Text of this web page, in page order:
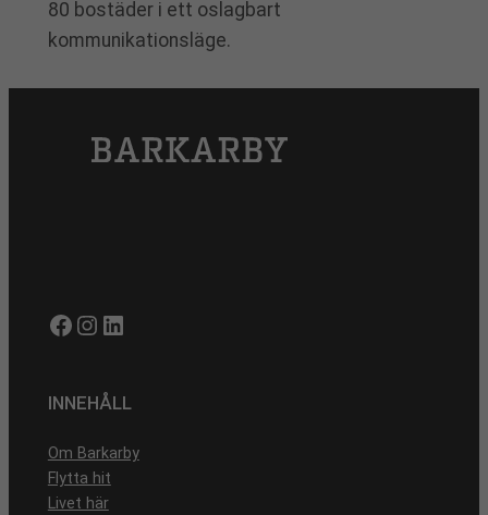
80 bostäder i ett oslagbart
kommunikationsläge.
Facebook Instagram LinkedIn
INNEHÅLL
Om Barkarby
Flytta hit
Livet här